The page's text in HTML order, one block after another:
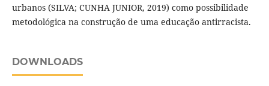
urbanos (SILVA; CUNHA JUNIOR, 2019) como possibilidade
metodológica na construção de uma educação antirracista.
DOWNLOADS